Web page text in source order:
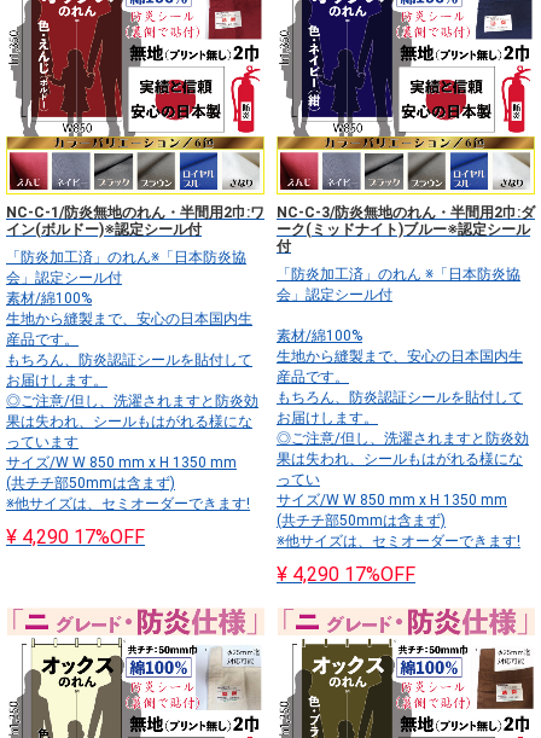
NC-C-1/防炎無地のれん・半間用2巾:ワ
イン(ボルドー)※認定シール付
「防炎加工済」のれん※「日本防炎協
会」認定シール付
素材/綿100%
生地から縫製まで、安心の日本国内生
産品です。
もちろん、防炎認証シールを貼付して
お届けします。
◎ご注意/但し、洗濯されますと防炎効
果は失われ、シールもはがれる様にな
っています
サイズ/W W 850 mm x H 1350 mm
(共チチ部50mmは含まず)
※他サイズは、セミオーダーできます!
¥ 4,290 17%OFF
NC-C-3/防炎無地のれん・半間用2巾:ダ
ーク(ミッドナイト)ブルー※認定シール
付
「防炎加工済」のれん ※「日本防炎協
会」認定シール付
素材/綿100%
生地から縫製まで、安心の日本国内生
産品です。
もちろん、防炎認証シールを貼付して
お届けします。
◎ご注意/但し、洗濯されますと防炎効
果は失われ、シールもはがれる様にな
ってい
サイズ/W W 850 mm x H 1350 mm
(共チチ部50mmは含まず)
※他サイズは、セミオーダーできます!
¥ 4,290 17%OFF